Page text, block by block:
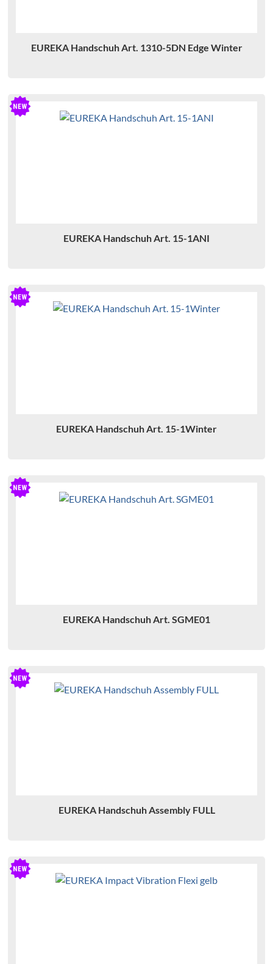
EUREKA Handschuh Art. 1310-5DN Edge Winter
EUREKA Handschuh Art. 15-1ANI
EUREKA Handschuh Art. 15-1Winter
EUREKA Handschuh Art. SGME01
EUREKA Handschuh Assembly FULL